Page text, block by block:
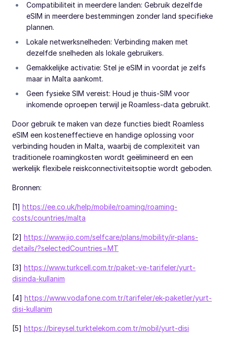
Compatibiliteit in meerdere landen: Gebruik dezelfde
eSIM in meerdere bestemmingen zonder land specifieke
plannen.
Lokale netwerksnelheden: Verbinding maken met
dezelfde snelheden als lokale gebruikers.
Gemakkelijke activatie: Stel je eSIM in voordat je zelfs
maar in Malta aankomt.
Geen fysieke SIM vereist: Houd je thuis-SIM voor
inkomende oproepen terwijl je Roamless-data gebruikt.
Door gebruik te maken van deze functies biedt Roamless
eSIM een kosteneffectieve en handige oplossing voor
verbinding houden in Malta, waarbij de complexiteit van
traditionele roamingkosten wordt geëlimineerd en een
werkelijk flexibele reiskconnectiviteitsoptie wordt geboden.
Bronnen:
[1] https://ee.co.uk/help/mobile/roaming/roaming-
costs/countries/malta
[2] https://www.jio.com/selfcare/plans/mobility/ir-plans-
details/?selectedCountries=MT
[3] https://www.turkcell.com.tr/paket-ve-tarifeler/yurt-
disinda-kullanim
[4] https://www.vodafone.com.tr/tarifeler/ek-paketler/yurt-
disi-kullanim
[5] https://bireysel.turktelekom.com.tr/mobil/yurt-disi